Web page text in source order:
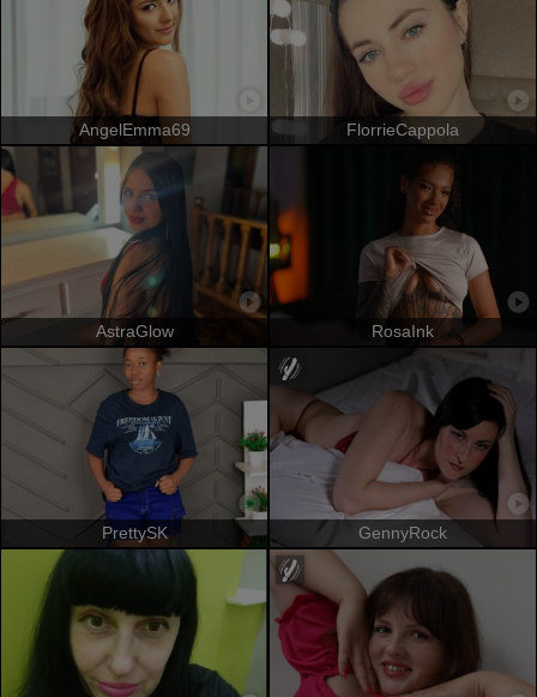
AngelEmma69 FlorrieCappola
AstraGlow RosaInk
PrettySK GennyRock